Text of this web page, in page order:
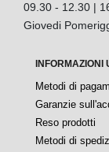
09.30 - 12.30 |
Giovedi
INFORMAZIONI
Metodi di
Garanzie
Reso prodotti
Metodi di